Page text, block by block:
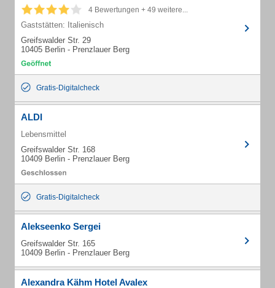
4 Bewertungen + 49 weitere...
Gaststätten: Italienisch
Greifswalder Str. 29
10405 Berlin - Prenzlauer Berg
Gratis-Digitalcheck
ALDI
Lebensmittel
Greifswalder Str. 168
10409 Berlin - Prenzlauer Berg
Gratis-Digitalcheck
Alekseenko Sergei
Greifswalder Str. 165
10409 Berlin - Prenzlauer Berg
Alexandra Kähm Hotel Avalex